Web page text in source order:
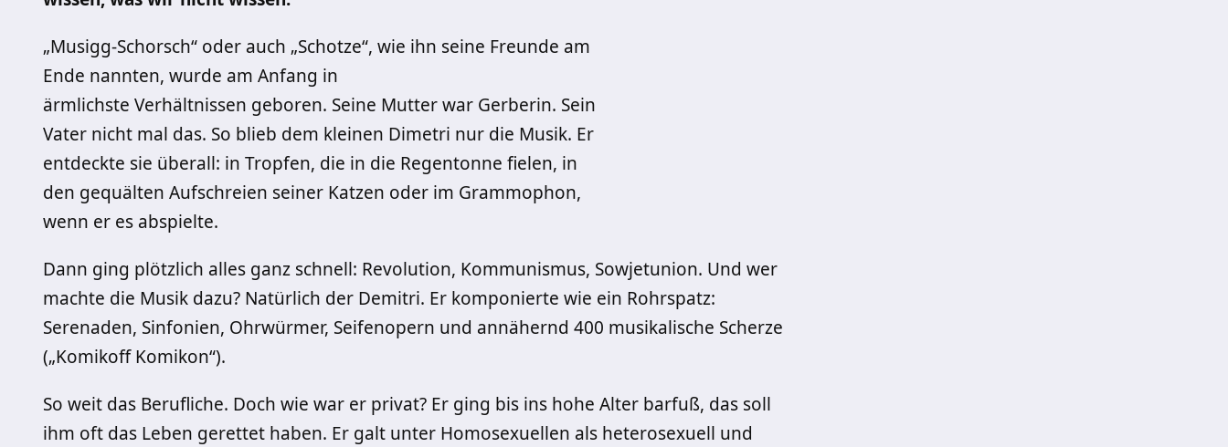
„Musigg-Schorsch“ oder auch „Schotze“, wie ihn seine Freunde am
Ende nannten, wurde am Anfang in
ärmlichste Verhältnissen geboren. Seine Mutter war Gerberin. Sein
Vater nicht mal das. So blieb dem kleinen Dimetri nur die Musik. Er
entdeckte sie überall: in Tropfen, die in die Regentonne fielen, in
den gequälten Aufschreien seiner Katzen oder im Grammophon,
wenn er es abspielte.
Dann ging plötzlich alles ganz schnell: Revolution, Kommunismus, Sowjetunion. Und wer
machte die Musik dazu? Natürlich der Demitri. Er komponierte wie ein Rohrspatz:
Serenaden, Sinfonien, Ohrwürmer, Seifenopern und annähernd 400 musikalische Scherze
(„Komikoff Komikon“).
So weit das Berufliche. Doch wie war er privat? Er ging bis ins hohe Alter barfuß, das soll
ihm oft das Leben gerettet haben. Er galt unter Homosexuellen als heterosexuell und